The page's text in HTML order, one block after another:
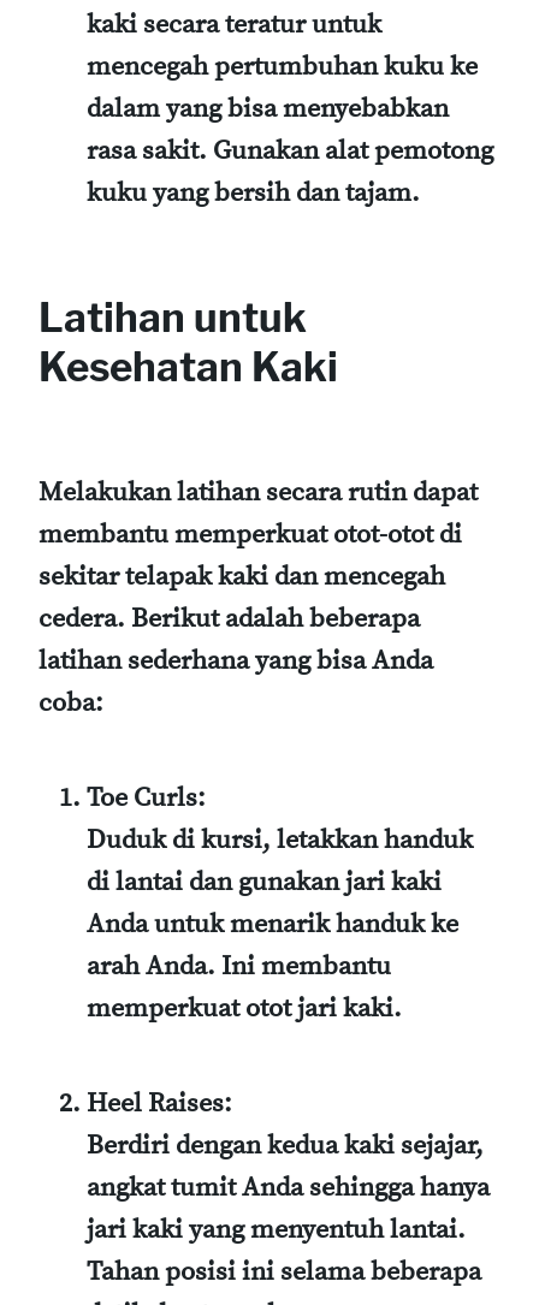
kaki secara teratur untuk
mencegah pertumbuhan kuku ke
dalam yang bisa menyebabkan
rasa sakit. Gunakan alat pemotong
kuku yang bersih dan tajam.
Latihan untuk
Kesehatan Kaki
Melakukan latihan secara rutin dapat
membantu memperkuat otot-otot di
sekitar telapak kaki dan mencegah
cedera. Berikut adalah beberapa
latihan sederhana yang bisa Anda
coba:
Toe Curls:
Duduk di kursi, letakkan handuk
di lantai dan gunakan jari kaki
Anda untuk menarik handuk ke
arah Anda. Ini membantu
memperkuat otot jari kaki.
Heel Raises:
Berdiri dengan kedua kaki sejajar,
angkat tumit Anda sehingga hanya
jari kaki yang menyentuh lantai.
Tahan posisi ini selama beberapa